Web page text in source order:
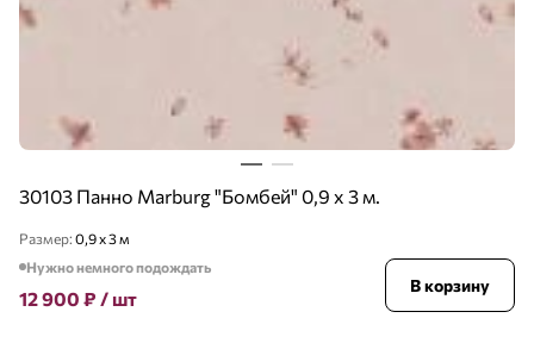
30103 Панно Marburg "Бомбей" 0,9 х 3 м.
Размер: 0,9 x 3 м
Нужно немного подождать
12 900 ₽ / шт
В корзину